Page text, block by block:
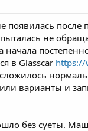
появилась после
не
в Glasscar httрs://
варианты и
без суеты.